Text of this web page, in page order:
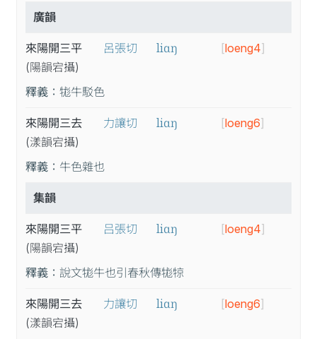
廣韻
來陽開三平
(陽韻宕攝)
呂張切 liɑŋ [loeng4]
釋義： 牻牛駁色
來陽開三去
(漾韻宕攝)
力讓切 liɑŋ [loeng6]
釋義： 牛色雜也
集韻
來陽開三平
(陽韻宕攝)
吕張切 liɑŋ [loeng4]
釋義： 說文牻牛也引春秋傳牻㹁
來陽開三去
(漾韻宕攝)
力讓切 liɑŋ [loeng6]